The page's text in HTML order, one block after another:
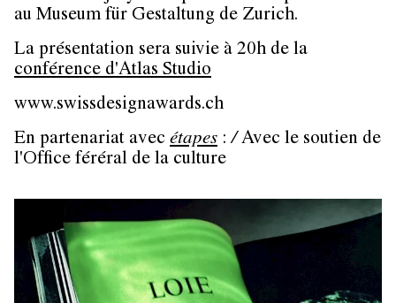
au Museum für Gestaltung de Zurich.
La présentation sera suivie à 20h de la
conférence d'Atlas Studio
www.swissdesignawards.ch
En partenariat avec étapes : /Avec le soutien de
l'Office féréral de la culture